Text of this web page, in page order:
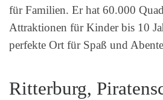
für Familien. Er hat 60.000
Attraktionen für Kinder bis 10
perfekte Ort für Spaß und
Ritterburg,